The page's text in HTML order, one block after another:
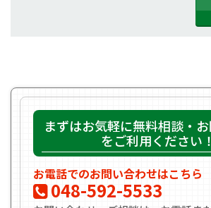
まずはお気軽に無料相談・
をご利用ください！
お電話でのお問い合わせはこちら
048-592-5533